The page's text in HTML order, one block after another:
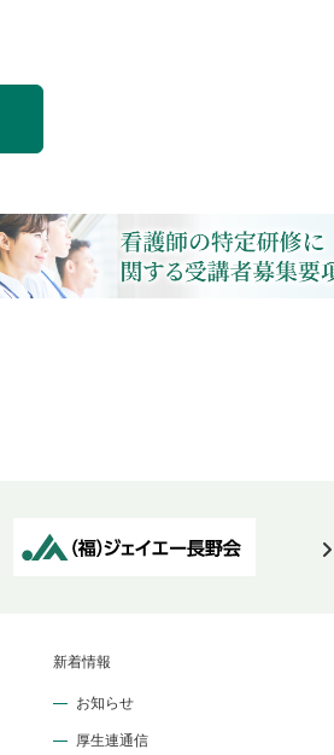
新着情報
お知らせ
厚生連通信